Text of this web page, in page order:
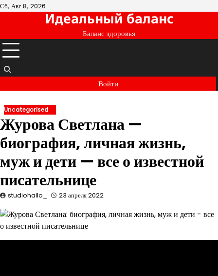
Перейти
Сб, Авг 8, 2026
Идеальный баланс
Баланс здоровья
Войти
Uncategorised
Журова Светлана —
биография, личная жизнь,
муж и дети — все о известной
писательнице
studiohallo_ 23 апреля 2022